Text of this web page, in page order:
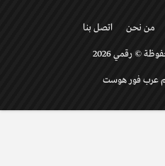
من نحن اتصل بنا
© رقمي 2026
عرب فور هوست